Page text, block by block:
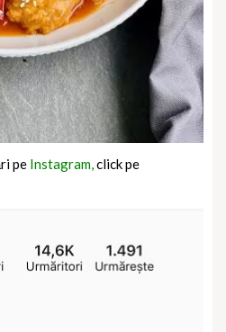
pe Instagram,click pe